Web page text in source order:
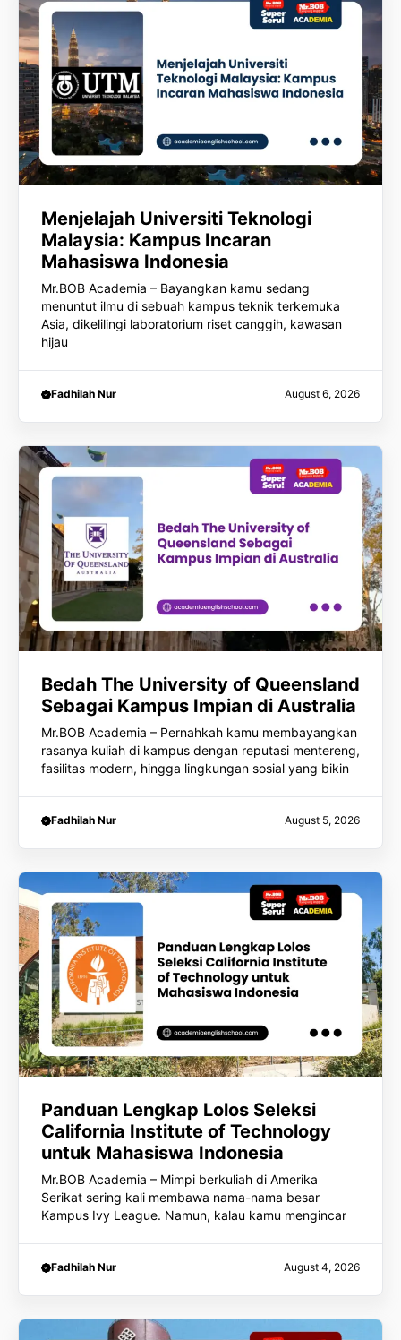
Menjelajah Universiti Teknologi
Malaysia: Kampus Incaran
Mahasiswa Indonesia
Mr.BOB Academia – Bayangkan kamu sedang
menuntut ilmu di sebuah kampus teknik terkemuka
Asia, dikelilingi laboratorium riset canggih, kawasan
hijau
Fadhilah Nur August 6, 2026
Bedah The University of Queensland
Sebagai Kampus Impian di Australia
Mr.BOB Academia – Pernahkah kamu membayangkan
rasanya kuliah di kampus dengan reputasi mentereng,
fasilitas modern, hingga lingkungan sosial yang bikin
Fadhilah Nur August 5, 2026
Panduan Lengkap Lolos Seleksi
California Institute of Technology
untuk Mahasiswa Indonesia
Mr.BOB Academia – Mimpi berkuliah di Amerika
Serikat sering kali membawa nama-nama besar
Kampus Ivy League. Namun, kalau kamu mengincar
Fadhilah Nur August 4, 2026